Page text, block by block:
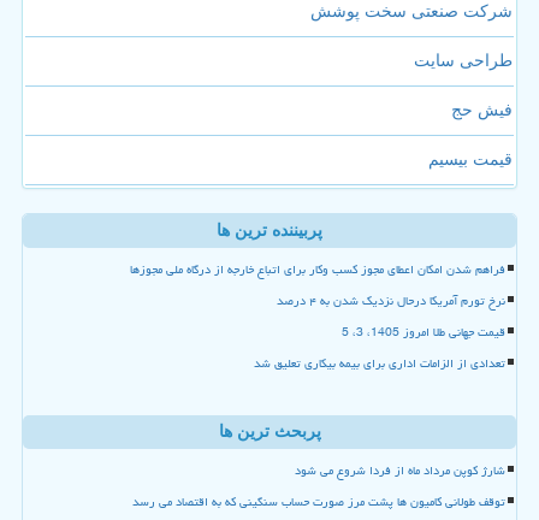
شرکت صنعتی سخت پوشش
طراحی سایت
فیش حج
قیمت بیسیم
پربیننده ترین ها
فراهم شدن امکان اعطای مجوز کسب وکار برای اتباع خارجه از درگاه ملی مجوزها
نرخ تورم آمریکا درحال نزدیک شدن به ۴ درصد
قیمت جهانی طلا امروز 1405، 3، 5
تعدادی از الزامات اداری برای بیمه بیکاری تعلیق شد
پربحث ترین ها
شارژ کوپن مرداد ماه از فردا شروع می شود
توقف طولانی کامیون ها پشت مرز صورت حساب سنگینی که به اقتصاد می رسد